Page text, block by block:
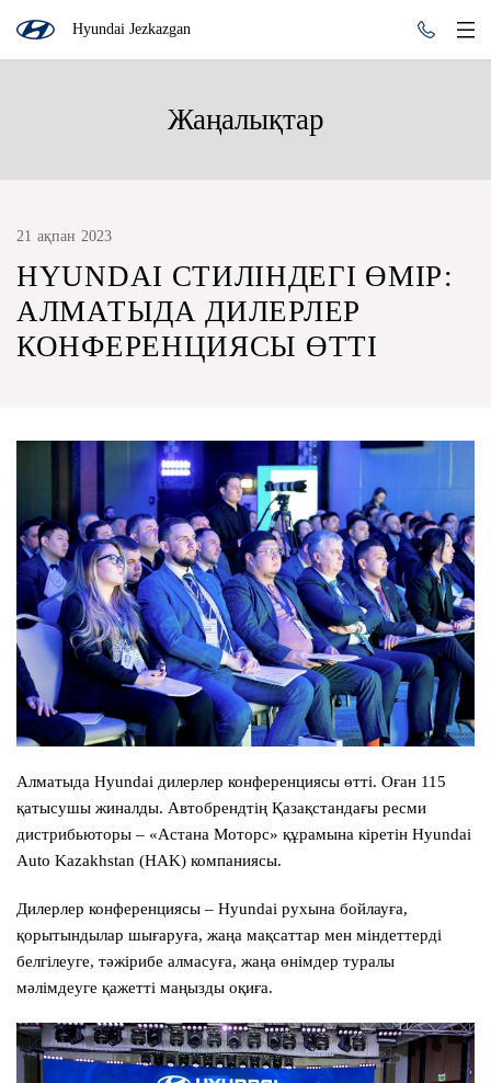
Hyundai Jezkazgan
Жаңалықтар
21 ақпан 2023
HYUNDAI СТИЛІНДЕГІ ӨМІР:
АЛМАТЫДА ДИЛЕРЛЕР
КОНФЕРЕНЦИЯСЫ ӨТТІ
Алматыда Hyundai дилерлер конференциясы өтті. Оған 115
қатысушы жиналды. Автобрендтің Қазақстандағы ресми
дистрибьюторы – «Астана Моторс» құрамына кіретін Hyundai
Auto Kazakhstan (HAK) компаниясы.
Дилерлер конференциясы – Hyundai рухына бойлауға,
қорытындылар шығаруға, жаңа мақсаттар мен міндеттерді
белгілеуге, тәжірибе алмасуға, жаңа өнімдер туралы
мәлімдеуге қажетті маңызды оқиға.